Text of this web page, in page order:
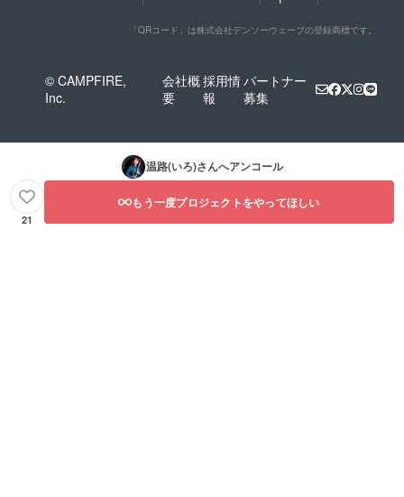
「QRコード」は株式会社デンソーウェーブの登録商標です。
© CAMPFIRE,
Inc.
会社概
要
採用情
報
パートナー
募集
温路(いろ)さんへアンコール
21
もう一度プロジェクトをやってほしい